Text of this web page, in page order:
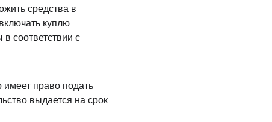
средства в
куплю
соответствии с
право подать
выдается на срок